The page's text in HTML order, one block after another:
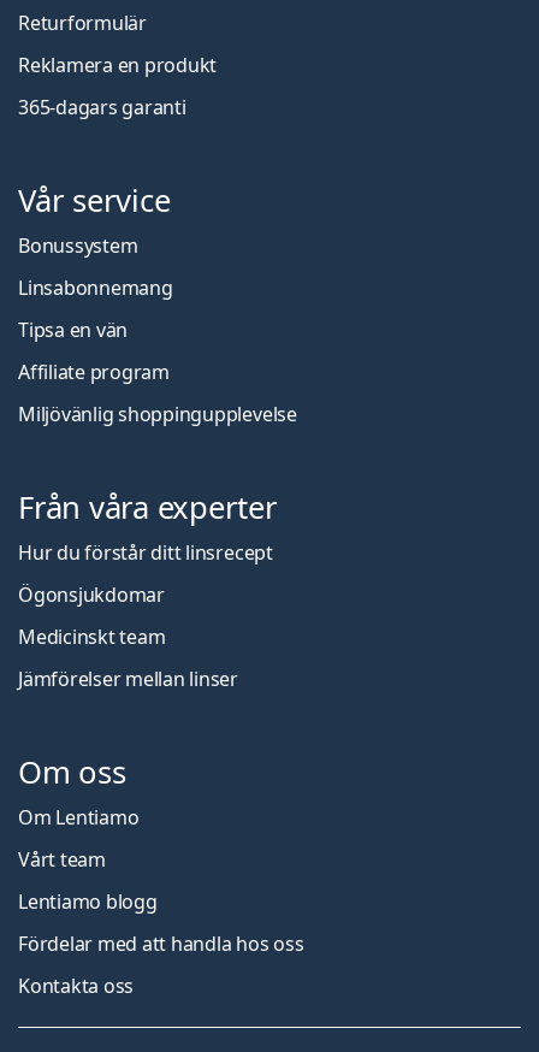
Returformulär
Reklamera en produkt
365-dagars garanti
Vår service
Bonussystem
Linsabonnemang
Tipsa en vän
Affiliate program
Miljövänlig shoppingupplevelse
Från våra experter
Hur du förstår ditt linsrecept
Ögonsjukdomar
Medicinskt team
Jämförelser mellan linser
Om oss
Om Lentiamo
Vårt team
Lentiamo blogg
Fördelar med att handla hos oss
Kontakta oss